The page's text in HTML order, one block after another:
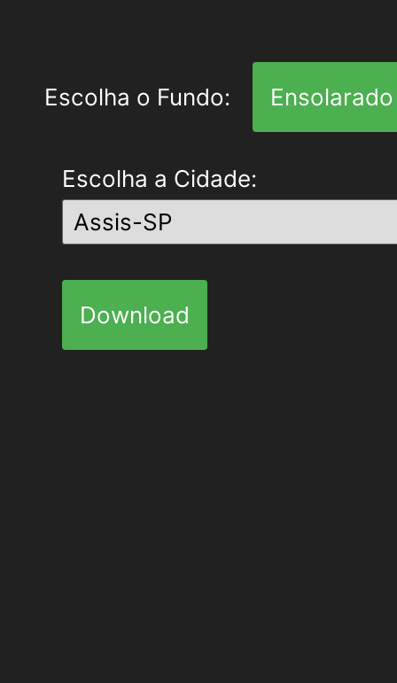
Escolha o Fundo: Ensolarado
Escolha a Cidade:
Download